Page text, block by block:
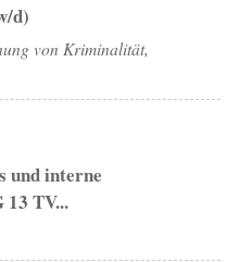
d)
von Kriminalität,
und interne
TV...